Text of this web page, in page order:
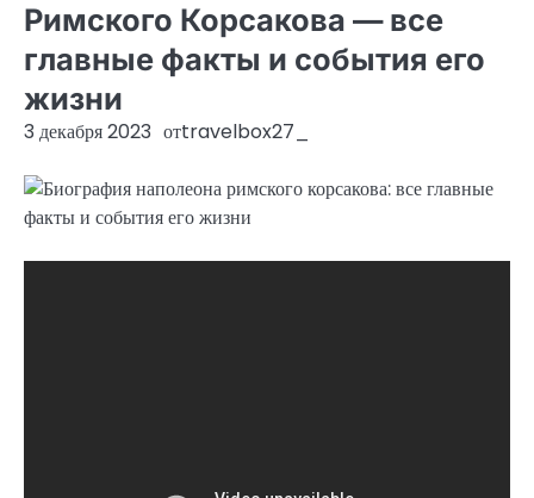
Римского Корсакова — все
главные факты и события его
жизни
3 декабря 2023 отtravelbox27_